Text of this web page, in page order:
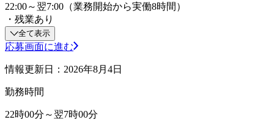
22:00～翌7:00（業務開始から実働8時間）
・残業あり
全て表示
応募画面に進む
情報更新日：2026年8月4日
勤務時間
22時00分～翌7時00分